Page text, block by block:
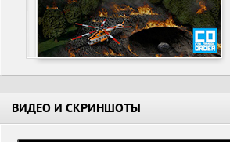
ВИДЕО И СКРИНШОТЫ